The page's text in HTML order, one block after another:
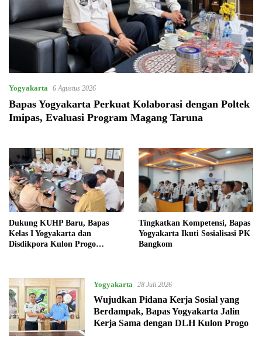
Yogyakarta 6 Agustus 2026
Bapas Yogyakarta Perkuat Kolaborasi dengan Poltek
Imipas, Evaluasi Program Magang Taruna
Dukung KUHP Baru, Bapas
Kelas I Yogyakarta dan
Disdikpora Kulon Progo
Tingkatkan Kompetensi, Bapas
Yogyakarta Ikuti Sosialisasi PK
Bangkom
Yogyakarta 28 Juli 2026
Wujudkan Pidana Kerja Sosial yang
Berdampak, Bapas Yogyakarta Jalin
Kerja Sama dengan DLH Kulon Progo